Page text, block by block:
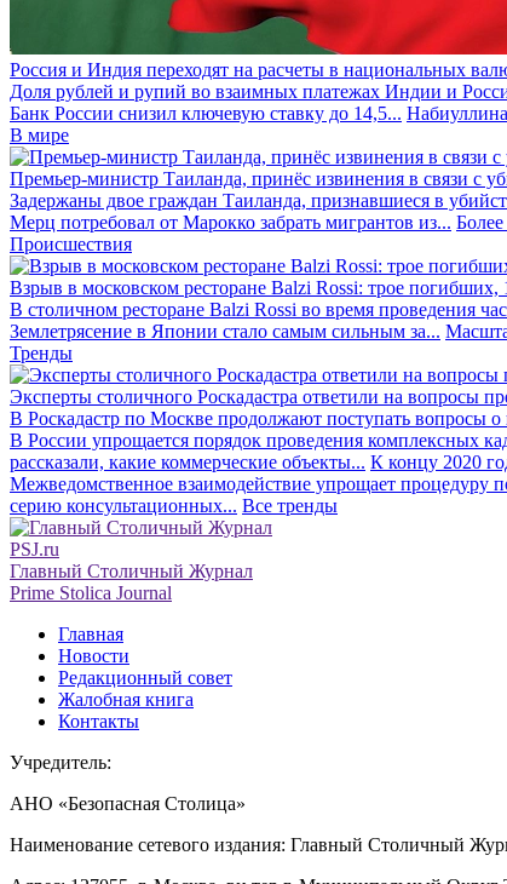
Россия и Индия переходят на расчеты в национальных
Доля рублей и рупий во взаимных платежах Индии и
Банк России снизил ключевую ставку до 14,5...
В мире
Премьер-министр Таиланда, принёс извинения в связи с
Задержаны двое граждан Таиланда, признавшиеся в
Мерц потребовал от Марокко забрать мигрантов из...
Происшествия
Взрыв в московском ресторане Balzi Rossi: трое погибших,
В столичном ресторане Balzi Rossi во время проведения
Землетрясение в Японии стало самым сильным за...
Тренды
Эксперты столичного Роскадастра ответили на вопросы
В Роскадастр по Москве продолжают поступать вопросы о
В России упрощается порядок проведения комплексных
рассказали, какие коммерческие объекты... К концу 2020
Межведомственное взаимодействие упрощает процедуру
серию консультационных... Все тренды
PSJ.ru
Главный Столичный Журнал
Prime Stolica Journal
Главная
Новости
Редакционный совет
Жалобная книга
Контакты
Учредитель:
АНО «Безопасная Столица»
Наименование сетевого издания: Главный Столичный